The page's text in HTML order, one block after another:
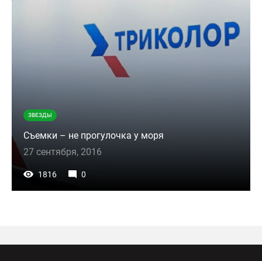
ЗВЕЗДЫ
Съемки – не прогулочка у моря
27 сентября, 2016
1816 0